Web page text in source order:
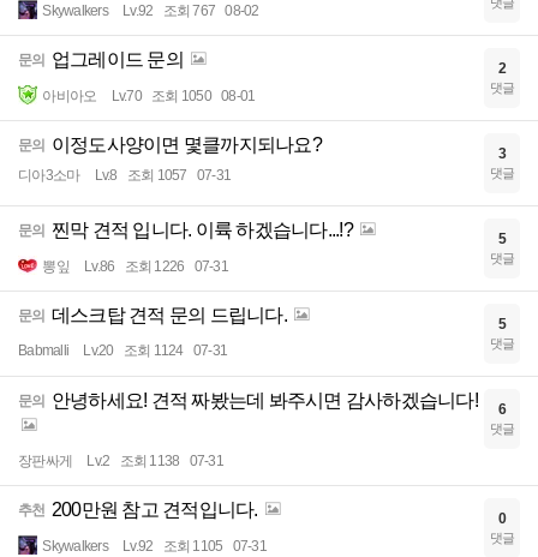
Skywalkers Lv.92 조회 767 08-02 댓글
문의 업그레이드 문의
아비아오 Lv.70 조회 1050 08-01
2
댓글
문의 이정도사양이면 몇클까지되나요?
디아3소마 Lv.8 조회 1057 07-31
3
댓글
문의 찐막 견적 입니다. 이륙 하겠습니다...!?
뽕잎 Lv.86 조회 1226 07-31
5
댓글
문의 데스크탑 견적 문의 드립니다.
Babmalli Lv.20 조회 1124 07-31
5
댓글
문의 안녕하세요! 견적 짜봤는데 봐주시면 감사하겠습니다!
장판싸게 Lv.2 조회 1138 07-31
6
댓글
추천 200만원 참고 견적입니다.
Skywalkers Lv.92 조회 1105 07-31
0
댓글